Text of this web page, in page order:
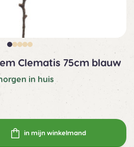
Clematis 75cm blauw
in huis
in mijn winkelmand